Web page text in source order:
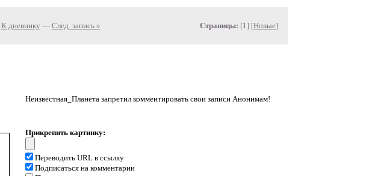
К дневнику — След. запись » Страницы: [1] [Новые]
Неизвестная_Планета запретил комментировать свои записи Анонимам!
Прикрепить картинку:
Переводить URL в ссылку
Подписаться на комментарии